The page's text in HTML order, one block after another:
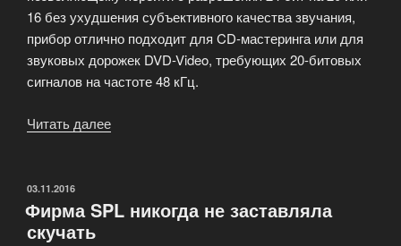
16 без ухудшения субъективного качества звучания,
прибор отлично подходит для CD-мастеринга или для
звуковых дорожек DVD-Video, требующих 20-битовых
сигналов на частоте 48 кГц.
Читать далее
PSX-
ОПУБЛИКОВАНО
03.11.2016
Фирма SPL никогда не заставляла
скучать